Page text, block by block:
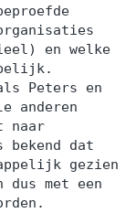
en welke
Peters en
anderen
naar
bekend dat
gezien
met een